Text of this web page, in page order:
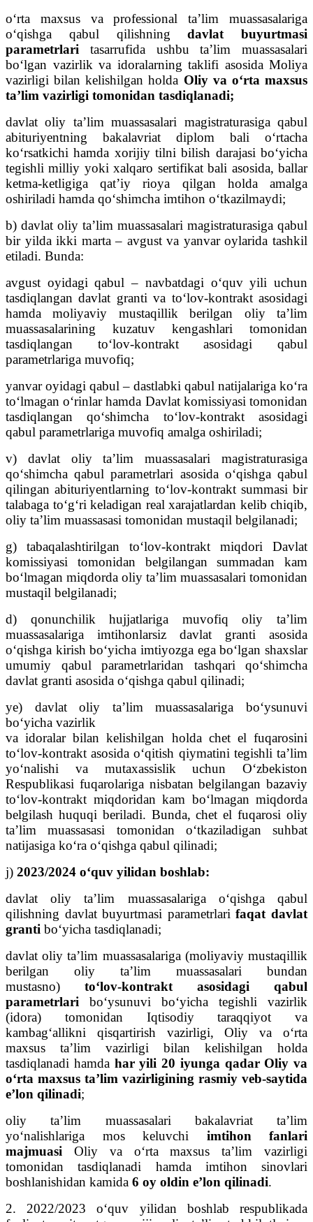
o‘rta maxsus va professional ta’lim muassasalariga
o‘qishga qabul qilishningdavlat buyurtmasi
parametrlari tasarrufida ushbu ta’lim muassasalari
bo‘lgan vazirlik va idoralarning taklifi asosida Moliya
vazirligi bilan kelishilgan holda Oliy va o‘rta maxsus
ta’lim vazirligi tomonidan tasdiqlanadi;
davlat oliy ta’lim muassasalari magistraturasiga qabul
abituriyentning bakalavriat diplom bali o‘rtacha
ko‘rsatkichi hamda xorijiy tilni bilish darajasi bo‘yicha
tegishli milliy yoki xalqaro sertifikat bali asosida, ballar
ketma-ketligiga qat’iy rioya qilgan holda amalga
oshiriladi hamda qo‘shimcha imtihon o‘tkazilmaydi;
b) davlat oliy ta’lim muassasalari magistraturasiga qabul
bir yilda ikki marta – avgust va yanvar oylarida tashkil
etiladi. Bunda:
avgust oyidagi qabul – navbatdagi o‘quv yili uchun
tasdiqlangan davlat granti va to‘lov-kontrakt asosidagi
hamda moliyaviy mustaqillik berilgan oliy ta’lim
muassasalarining kuzatuv kengashlari tomonidan
tasdiqlangan to‘lov-kontrakt asosidagi qabul
parametrlariga muvofiq;
yanvar oyidagi qabul – dastlabki qabul natijalariga ko‘ra
to‘lmagan o‘rinlar hamda Davlat komissiyasi tomonidan
tasdiqlangan qo‘shimcha to‘lov-kontrakt asosidagi
qabul parametrlariga muvofiq amalga oshiriladi;
v) davlat oliy ta’lim muassasalari magistraturasiga
qo‘shimcha qabul parametrlari asosida o‘qishga qabul
qilingan abituriyentlarning to‘lov-kontrakt summasi bir
talabaga to‘g‘ri keladigan real xarajatlardan kelib chiqib,
oliy ta’lim muassasasi tomonidan mustaqil belgilanadi;
g) tabaqalashtirilgan to‘lov-kontrakt miqdori Davlat
komissiyasi tomonidan belgilangan summadan kam
bo‘lmagan miqdorda oliy ta’lim muassasalari tomonidan
mustaqil belgilanadi;
d) qonunchilik hujjatlariga muvofiq oliy ta’lim
muassasalariga imtihonlarsiz davlat granti asosida
o‘qishga kirish bo‘yicha imtiyozga ega bo‘lgan shaxslar
umumiy qabul parametrlaridan tashqari qo‘shimcha
davlat granti asosida o‘qishga qabul qilinadi;
ye) davlat oliy ta’lim muassasalariga bo‘ysunuvi
bo‘yicha vazirlik
va idoralar bilan kelishilgan holda chet el fuqarosini
to‘lov-kontrakt asosida o‘qitish qiymatini tegishli ta’lim
yo‘nalishi va mutaxassislik uchun O‘zbekiston
Respublikasi fuqarolariga nisbatan belgilangan bazaviy
to‘lov-kontrakt miqdoridan kam bo‘lmagan miqdorda
belgilash huquqi beriladi. Bunda, chet el fuqarosi oliy
ta’lim muassasasi tomonidan o‘tkaziladigan suhbat
natijasiga ko‘ra o‘qishga qabul qilinadi;
j) 2023/2024 o‘quv yilidan boshlab:
davlat oliy ta’lim muassasalariga o‘qishga qabul
qilishning davlat buyurtmasi parametrlarifaqat davlat
granti bo‘yicha tasdiqlanadi;
davlat oliy ta’lim muassasalariga (moliyaviy mustaqillik
berilgan oliy ta’lim muassasalari bundan
mustasno) to‘lov-kontrakt asosidagi qabul
parametrlari bo‘ysunuvi bo‘yicha tegishli vazirlik
(idora) tomonidan Iqtisodiy taraqqiyot va
kambag‘allikni qisqartirish vazirligi, Oliy va o‘rta
maxsus ta’lim vazirligi bilan kelishilgan holda
tasdiqlanadi hamda har yili 20 iyunga qadar Oliy va
o‘rta maxsus ta’lim vazirligining rasmiy veb-saytida
e’lon qilinadi;
oliy ta’lim muassasalari bakalavriat ta’lim
yo‘nalishlariga mos keluvchi imtihon fanlari
majmuasi Oliy va o‘rta maxsus ta’lim vazirligi
tomonidan tasdiqlanadi hamda imtihon sinovlari
boshlanishidan kamida 6 oy oldin e’lon qilinadi.
2. 2022/2023 o‘quv yilidan boshlab respublikada